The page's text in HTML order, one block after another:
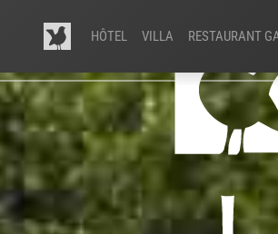
HÔTEL VILLA RESTAURANT